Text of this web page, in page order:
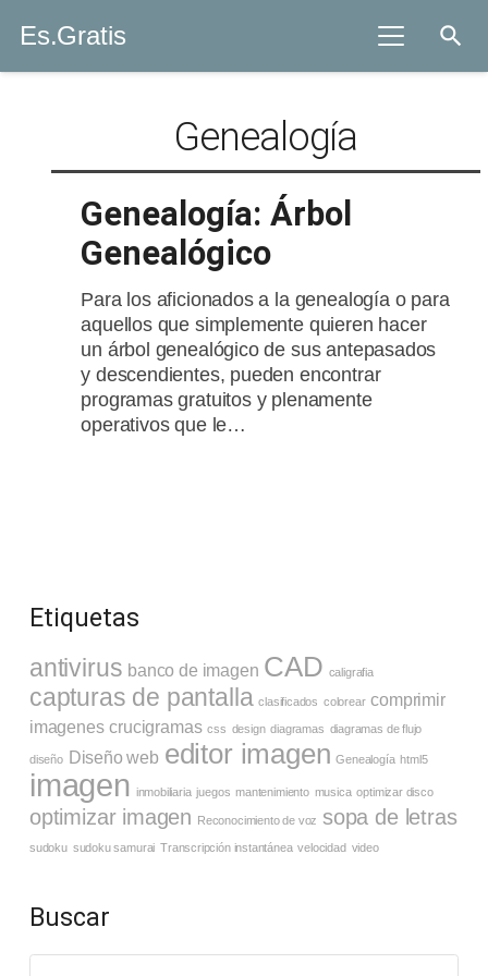
Es.Gratis search
Genealogía
Genealogía: Árbol
Genealógico
Para los aficionados a la genealogía o para
aquellos que simplemente quieren hacer
un árbol genealógico de sus antepasados
y descendientes, pueden encontrar
programas gratuitos y plenamente
operativos que le…
Etiquetas
antivirus banco de imagen CAD caligrafia
capturas de pantalla clasificados colorear comprimir
imagenes crucigramas css design diagramas diagramas de flujo
diseño Diseño web editor imagen Genealogía html5
imagen inmobiliaria juegos mantenimiento musica optimizar disco
optimizar imagen Reconocimiento de voz sopa de letras
sudoku sudoku samurai Transcripción instantánea velocidad video
Buscar